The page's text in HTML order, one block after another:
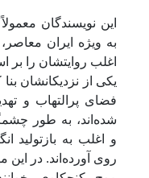
این نویسندگان
به ویژه ایران
اغلب روایتشان را
یکی از نزدیکانشان
شده‌اند، به طور
و اغلب به بازتولید
روی آورده‌اند. در این